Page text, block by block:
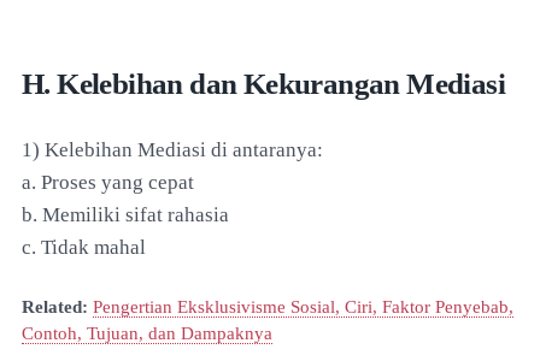
H. Kelebihan dan Kekurangan Mediasi
1) Kelebihan Mediasi di antaranya:
a. Proses yang cepat
b. Memiliki sifat rahasia
c. Tidak mahal
Related: Pengertian Eksklusivisme Sosial, Ciri, Faktor Penyebab,
Contoh, Tujuan, dan Dampaknya